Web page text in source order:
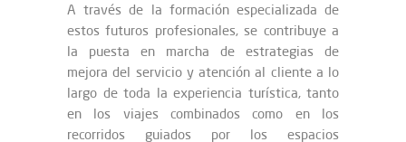
A través de la formación especializada de
estos futuros profesionales, se contribuye a
la puesta en marcha de estrategias de
mejora del servicio y atención al cliente a lo
largo de toda la experiencia turística, tanto
en los viajes combinados como en los
recorridos guiados por los espacios